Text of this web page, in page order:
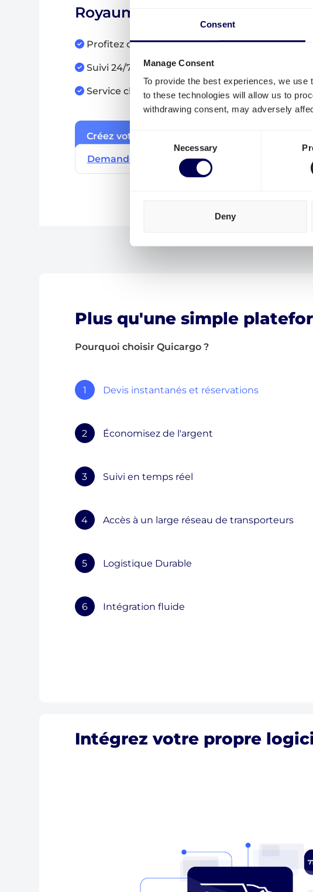
Consent
Manage Consent
To provide the best experiences, we
to these technologies will allow us to
withdrawing consent, may adversely
Consent
Necessary
Deny
Royaume-Uni
Profitez de tarifs instantanés et transparents
Suivi 24/7 de vos palettes
Service client réactif
Créez votre compte gratuit
Demandez une démo →
Plus qu'une simple
Pourquoi choisir Quicargo ?
1 Devis instantanés et réservations
2 Économisez de l'argent
3 Suivi en temps réel
4 Accès à un large réseau de transporteurs
5 Logistique Durable
6 Intégration fluide
Intégrez votre propre